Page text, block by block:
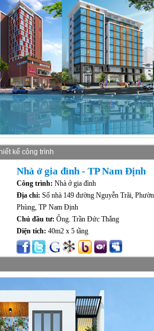
kế công trình
Nhà ở gia đình - TP Nam Định
Công trình: Nhà ở gia đình
Địa chỉ: Số nhà 149 đường Nguyễn Trãi,
Phùng, TP Nam Định
Chủ đầu tư: Ông. Trần Đức Thắng
Diện tích: 40m2 x 5 tầng